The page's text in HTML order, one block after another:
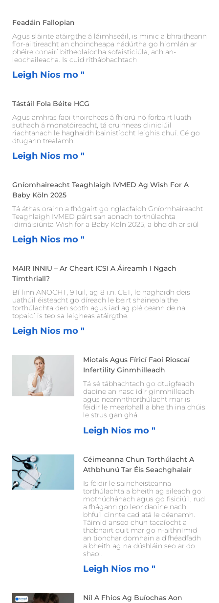
Feadáin Fallopian
Agus sláinte atáirgthe á láimhseáil, is minic a bhraitheann
fíor-ailtireacht an choincheapa nádúrtha go hiomlán ar
phéire conairí bitheolaíocha sofaisticiúla, ach an-
leochaileacha. Is cuid ríthábhachtach
Leigh Nios mo "
Tástáil Fola Béite HCG
Agus amhras faoi thoircheas á fhíorú nó forbairt luath
suthach á monatóireacht, tá cruinneas cliniciúil
riachtanach le haghaidh bainistíocht leighis chuí. Cé go
dtugann trealamh
Leigh Nios mo "
Gníomhaireacht Teaghlaigh IVMED Ag Wish For A
Baby Köln 2025
Tá áthas orainn a fhógairt go nglacfaidh Gníomhaireacht
Teaghlaigh IVMED páirt san aonach torthúlachta
idirnáisiúnta Wish for a Baby Köln 2025, a bheidh ar siúl
Leigh Nios mo "
MAIR INNIU – Ar Cheart ICSI A Áireamh I Ngach
Timthriall?
Bí linn ANOCHT, 9 Iúil, ag 8 i.n. CET, le haghaidh deis
uathúil éisteacht go díreach le beirt shaineolaithe
torthúlachta den scoth agus iad ag plé ceann de na
topaicí is teo sa leigheas atáirgthe.
Leigh Nios mo "
Miotais Agus Fíricí Faoi Rioscaí
Infertility Ginmhilleadh
Tá sé tábhachtach go dtuigfeadh
daoine an nasc idir ginmhilleadh
agus neamhthorthúlacht mar is
féidir le mearbhall a bheith ina chúis
le strus gan ghá.
Leigh Nios mo "
Céimeanna Chun Torthúlacht A
Athbhunú Tar Éis Seachghalair
Is féidir le saincheisteanna
torthúlachta a bheith ag sileadh go
mothúchánach agus go fisiciúil, rud
a fhágann go leor daoine nach
bhfuil cinnte cad atá le déanamh.
Táimid anseo chun tacaíocht a
thabhairt duit mar go n-aithnímid
an tionchar domhain a d’fhéadfadh
a bheith ag na dúshláin seo ar do
shaol.
Leigh Nios mo "
Níl A Fhios Ag Buíochas Aon